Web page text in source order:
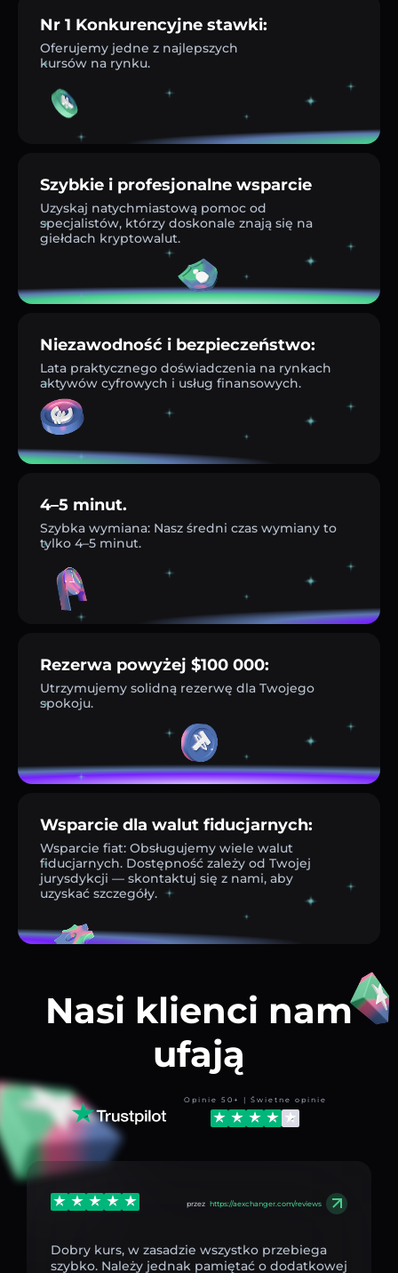
Nr 1 Konkurencyjne stawki:
Oferujemy jedne z najlepszych
kursów na rynku.
Szybkie i profesjonalne wsparcie
Uzyskaj natychmiastową pomoc od
specjalistów, którzy doskonale znają się na
giełdach kryptowalut.
Niezawodność i bezpieczeństwo:
Lata praktycznego doświadczenia na rynkach
aktywów cyfrowych i usług finansowych.
4–5 minut.
Szybka wymiana: Nasz średni czas wymiany to
tylko 4–5 minut.
Rezerwa powyżej $100 000:
Utrzymujemy solidną rezerwę dla Twojego
spokoju.
Wsparcie dla walut fiducjarnych:
Wsparcie fiat: Obsługujemy wiele walut
fiducjarnych. Dostępność zależy od Twojej
jurysdykcji — skontaktuj się z nami, aby
uzyskać szczegóły.
Nasi klienci nam
ufają
Opinie 50+ | Świetne opinie
przez https://aexchanger.com/reviews
Dobry kurs, w zasadzie wszystko przebiega
szybko. Należy jednak pamiętać o dodatkowej